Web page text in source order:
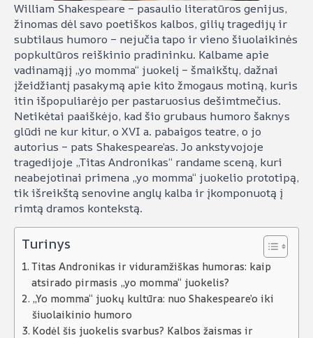
William Shakespeare – pasaulio literatūros genijus,
žinomas dėl savo poetiškos kalbos, gilių tragedijų ir
subtilaus humoro – nejučia tapo ir vieno šiuolaikinės
popkultūros reiškinio pradininku. Kalbame apie
vadinamąjį „yo momma“ juokelį – šmaikštų, dažnai
įžeidžiantį pasakymą apie kito žmogaus motiną, kuris
itin išpopuliarėjo per pastaruosius dešimtmečius.
Netikėtai paaiškėjo, kad šio grubaus humoro šaknys
glūdi ne kur kitur, o XVI a. pabaigos teatre, o jo
autorius – pats Shakespeare’as. Jo ankstyvojoje
tragedijoje „Titas Andronikas“ randame sceną, kuri
neabejotinai primena „yo momma“ juokelio prototipą,
tik išreikštą senovine anglų kalba ir įkomponuotą į
rimtą dramos kontekstą.
Turinys
Titas Andronikas ir viduramžiškas humoras: kaip
atsirado pirmasis „yo momma“ juokelis?
„Yo momma“ juokų kultūra: nuo Shakespeare’o iki
šiuolaikinio humoro
Kodėl šis juokelis svarbus? Kalbos žaismas ir